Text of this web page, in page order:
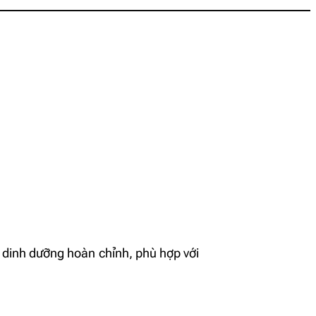
dưỡng hoàn chỉnh, phù hợp với